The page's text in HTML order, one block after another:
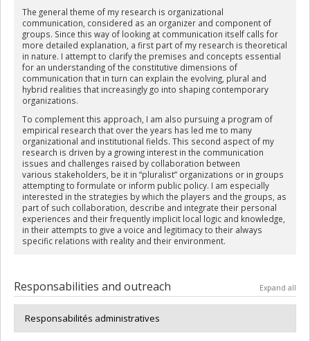
The general theme of my research is organizational
communication, considered as an organizer and component of
groups. Since this way of looking at communication itself calls for
more detailed explanation, a first part of my research is theoretical
in nature. I attempt to clarify the premises and concepts essential
for an understanding of the constitutive dimensions of
communication that in turn can explain the evolving, plural and
hybrid realities that increasingly go into shaping contemporary
organizations.
To complement this approach, I am also pursuing a program of
empirical research that over the years has led me to many
organizational and institutional fields. This second aspect of my
research is driven by a growing interest in the communication
issues and challenges raised by collaboration between
various stakeholders, be it in “pluralist” organizations or in groups
attempting to formulate or inform public policy. I am especially
interested in the strategies by which the players and the groups, as
part of such collaboration, describe and integrate their personal
experiences and their frequently implicit local logic and knowledge,
in their attempts to give a voice and legitimacy to their always
specific relations with reality and their environment.
Responsabilities and outreach Expand all
Responsabilités administratives